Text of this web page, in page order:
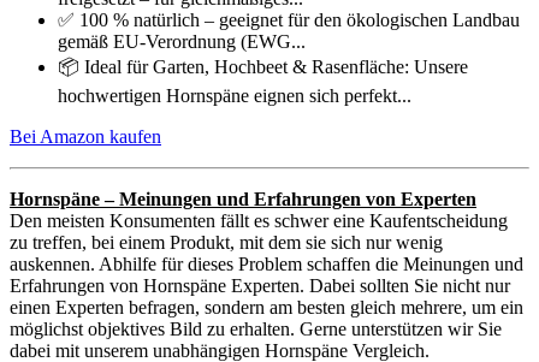
✅ 100 % natürlich – geeignet für den ökologischen Landbau
gemäß EU-Verordnung (EWG...
📦 Ideal für Garten, Hochbeet & Rasenfläche: Unsere
hochwertigen Hornspäne eignen sich perfekt...
Bei Amazon kaufen
Hornspäne – Meinungen und Erfahrungen von Experten
Den meisten Konsumenten fällt es schwer eine Kaufentscheidung
zu treffen, bei einem Produkt, mit dem sie sich nur wenig
auskennen. Abhilfe für dieses Problem schaffen die Meinungen und
Erfahrungen von Hornspäne Experten. Dabei sollten Sie nicht nur
einen Experten befragen, sondern am besten gleich mehrere, um ein
möglichst objektives Bild zu erhalten. Gerne unterstützen wir Sie
dabei mit unserem unabhängigen Hornspäne Vergleich.